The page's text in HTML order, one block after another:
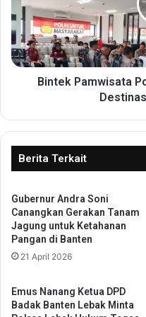
t
T
a
n
l
u
n
T
u
r
p
d
k
P
a
m
P
l
r
i
T
i
g
k
Bintek Pamwisata
Berita Terkait
Gubernur Andra Soni
Canangkan Gerakan Tanam
Jagung untuk Ketahanan
Pangan di Banten
21 April 2026
Emus Nanang Ketua DPD
Badak Banten Lebak Minta